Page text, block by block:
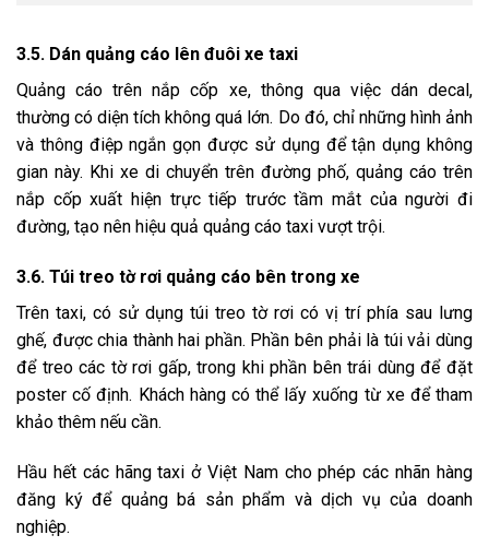
3.5. Dán quảng cáo lên đuôi xe taxi
Quảng cáo trên nắp cốp xe, thông qua việc dán decal,
thường có diện tích không quá lớn. Do đó, chỉ những hình ảnh
và thông điệp ngắn gọn được sử dụng để tận dụng không
gian này. Khi xe di chuyển trên đường phố, quảng cáo trên
nắp cốp xuất hiện trực tiếp trước tầm mắt của người đi
đường, tạo nên hiệu quả quảng cáo taxi vượt trội.
3.6. Túi treo tờ rơi quảng cáo bên trong xe
Trên taxi, có sử dụng túi treo tờ rơi có vị trí phía sau lưng
ghế, được chia thành hai phần. Phần bên phải là túi vải dùng
để treo các tờ rơi gấp, trong khi phần bên trái dùng để đặt
poster cố định. Khách hàng có thể lấy xuống từ xe để tham
khảo thêm nếu cần.
Hầu hết các hãng taxi ở Việt Nam cho phép các nhãn hàng
đăng ký để quảng bá sản phẩm và dịch vụ của doanh
nghiệp.